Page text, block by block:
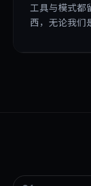
工具与模式都
西，无论我们